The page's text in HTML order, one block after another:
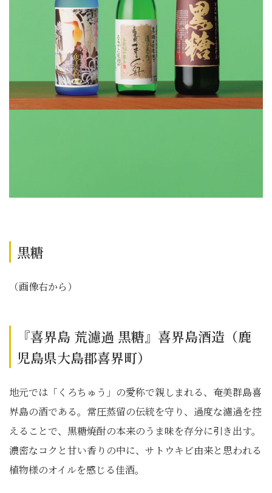
黒糖
（画像右から）
『喜界島 荒濾過 黒糖』喜界島酒造（鹿
児島県大島郡喜界町）
地元では「くろちゅう」の愛称で親しまれる、奄美群島喜
界島の酒である。常圧蒸留の伝統を守り、過度な濾過を控
えることで、黒糖焼酎の本来のうま味を存分に引き出す。
濃密なコクと甘い香りの中に、サトウキビ由来と思われる
植物様のオイルを感じる佳酒。